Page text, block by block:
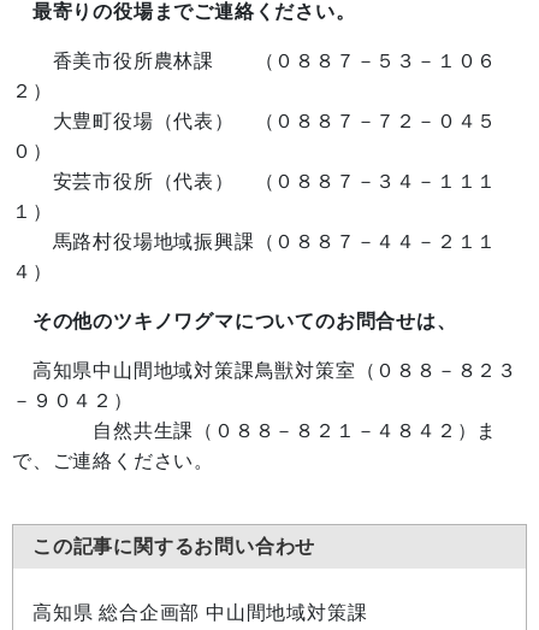
最寄りの役場までご連絡ください。
香美市役所農林課 （０８８７－５３－１０６
２）
大豊町役場（代表） （０８８７－７２－０４５
０）
安芸市役所（代表） （０８８７－３４－１１１
１）
馬路村役場地域振興課（０８８７－４４－２１１
４）
その他のツキノワグマについてのお問合せは、
高知県中山間地域対策課鳥獣対策室（０８８－８２３
－９０４２）
自然共生課（０８８－８２１－４８４２）ま
で、ご連絡ください。
この記事に関するお問い合わせ
高知県 総合企画部 中山間地域対策課